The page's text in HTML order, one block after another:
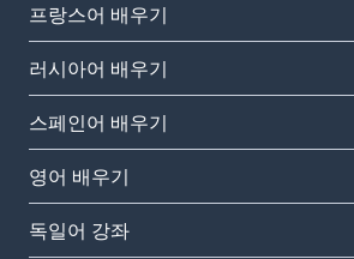
프랑스어 배우기
러시아어 배우기
스페인어 배우기
영어 배우기
독일어 강좌